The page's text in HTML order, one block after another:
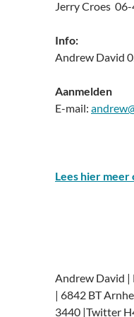
Jerry Croes
Info:
Andrew David
Aanmelden
E-mail:
Lees hier meer
Andrew David |
| 6842 BT
3440 |Twitter